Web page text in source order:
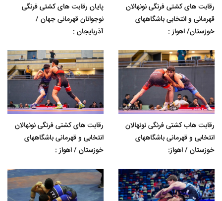
رقابت های کشتی فرنگی نونهالان
قهرمانی و انتخابی باشگاههای
خوزستان/ اهواز :
پایان رقابت های کشتی فرنگی
نوجوانان قهرمانی جهان /
آذربایجان :
رقابت هاب کشتی فرنگی نونهالان
انتخابی و قهرمانی باشگاههای
خوزستان / اهواز:
رقابت های کشتی فرنگی نونهالان
انتخابی و قهرمانی باشگاههای
خوزستان / اهواز :